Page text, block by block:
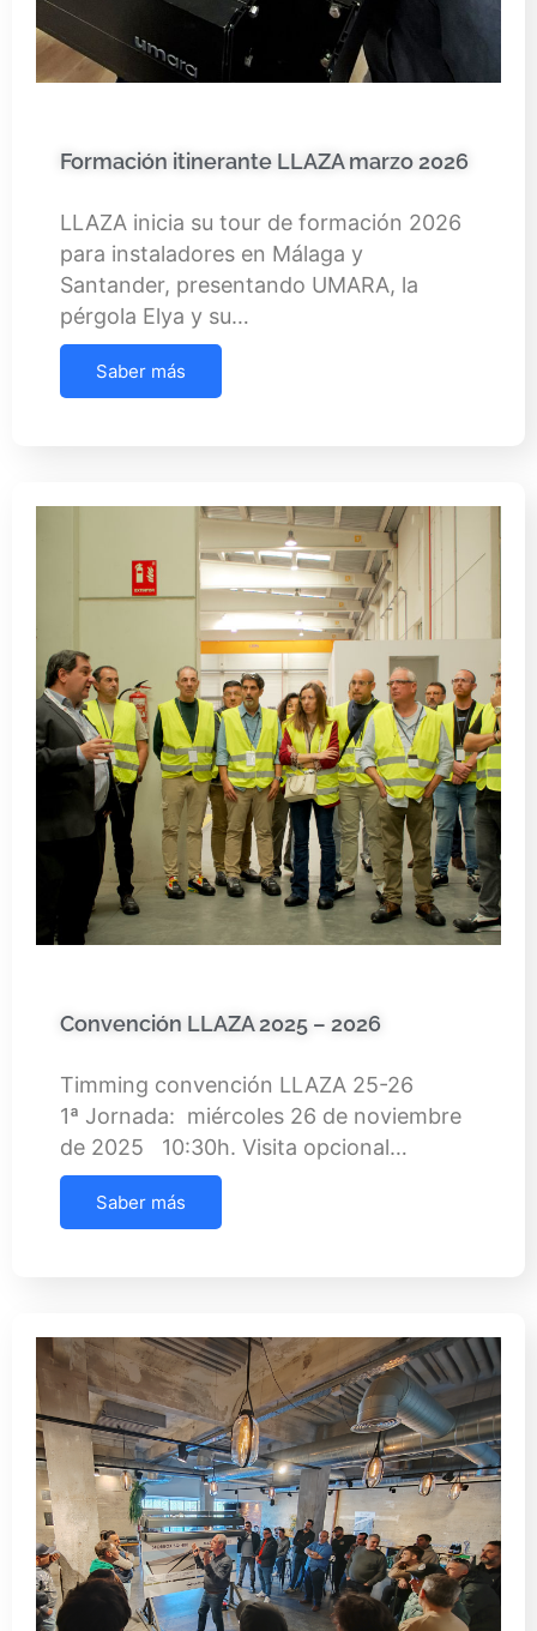
Formación itinerante LLAZA marzo 2026
LLAZA inicia su tour de formación 2026
para instaladores en Málaga y
Santander, presentando UMARA, la
pérgola Elya y su…
Saber más
Convención LLAZA 2025 – 2026
Timming convención LLAZA 25-26
1ª Jornada: miércoles 26 de noviembre
de 2025 10:30h. Visita opcional…
Saber más